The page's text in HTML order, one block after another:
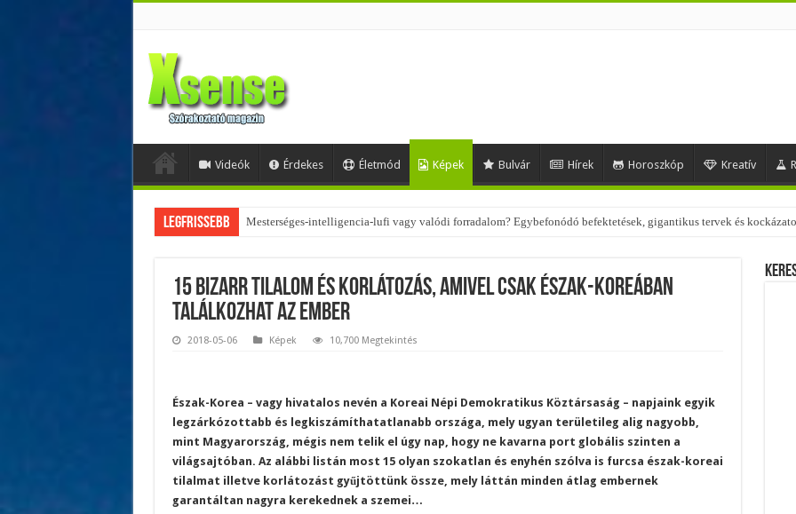
Videók Érdekes Életmód Képek Bulvár Hírek Horoszkóp Kreatív
Legfrissebb Az övtáskák továbbra is trendik – nézd meg, milyen stílusokhoz illenek!
15 bizarr tilalom és korlátozás, amivel csak Észak-Koreában
találkozhat az ember
2018-05-06 Képek 10,700 Megtekintés
Észak-Korea – vagy hivatalos nevén a Koreai Népi Demokratikus Köztársaság – napjaink egyik
legzárkózottabb és legkiszámíthatatlanabb országa, mely ugyan területileg alig nagyobb,
mint Magyarország, mégis nem telik el úgy nap, hogy ne kavarna port globális szinten a
világsajtóban. Az alábbi listán most 15 olyan szokatlan és enyhén szólva is furcsa észak-koreai
tilalmat illetve korlátozást gyűjtöttünk össze, mely láttán minden átlag embernek
garantáltan nagyra kerekednek a szemei…